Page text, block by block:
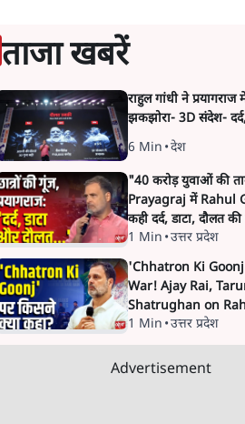
ताजा खबरें
राहुल गांधी ने
झकझोरा- 3D संदेश-
6 Min •देश
"40 करोड़ युवाओं की
Prayagraj में Rahul
कही दर्द, डाटा, दौलत
1 Min •उत्तर प्रदेश
'Chhatron Ki
War! Ajay Rai,
Shatrughan on
1 Min •उत्तर प्रदेश
Advertisement